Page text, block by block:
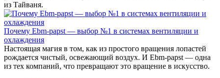
из Тайваня.
Почему Ebm-papst — выбор №1 в системах вентиляции и
охлаждения
Настоящая магия в том, как из простого вращения лопастей
рождается чистый, освежающий воздух. И Ebm-papst — одна
из тех компаний, что превращают это вращение в искусство.